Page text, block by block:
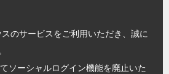
のサービスをご利用いただき、誠に
ソーシャルログイン機能を廃止いた